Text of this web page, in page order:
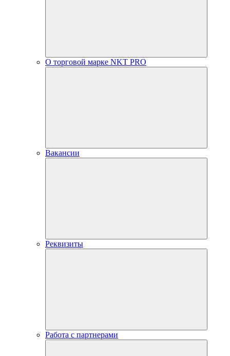
О торговой марке NKT PRO
Вакансии
Реквизиты
Работа с партнерами